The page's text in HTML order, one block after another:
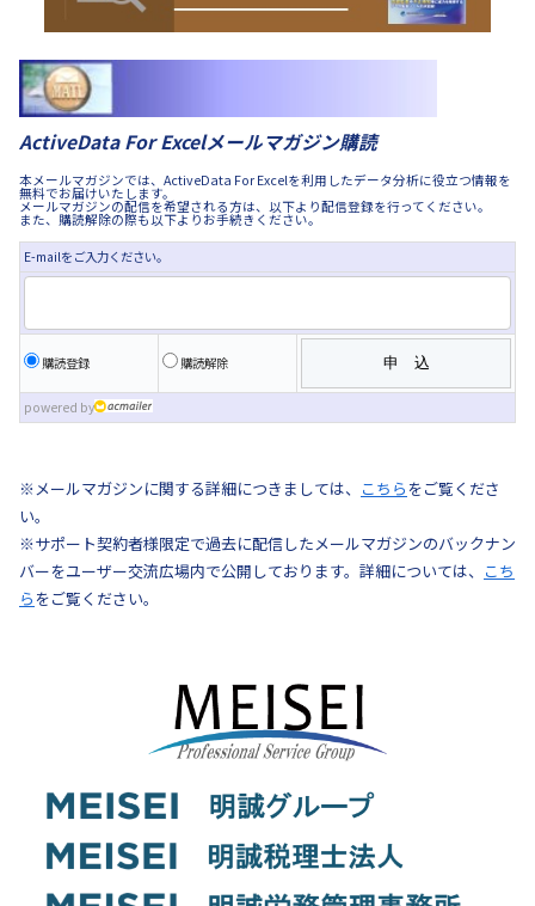
ActiveData For Excelメールマガジン購読
本メールマガジンでは、ActiveData For Excelを利用したデータ分析に役立つ情報を
無料でお届けいたします。
メールマガジンの配信を希望される方は、以下より配信登録を行ってください。
また、購読解除の際も以下よりお手続きください。
E-mailをご入力ください。
購読登録 購読解除
powered by
※メールマガジンに関する詳細につきましては、 こちら をご覧くださ
い。
※サポート契約者様限定で過去に配信したメールマガジンのバックナン
バーをユーザー交流広場内で公開しております。詳細については、 こち
ら をご覧ください。